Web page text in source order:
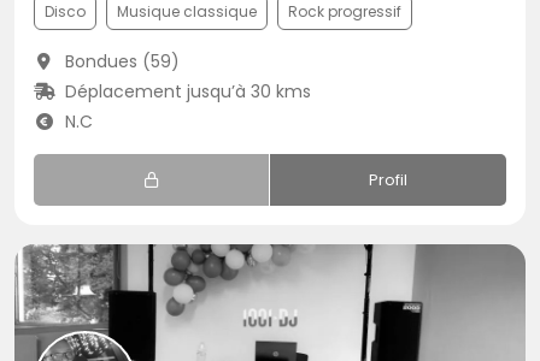
Disco Musique classique Rock progressif
Bondues (59)
Déplacement jusqu’à 30 kms
N.C
Profil